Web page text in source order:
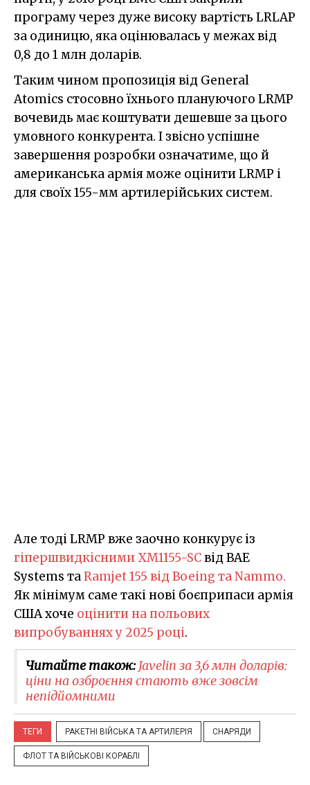
програму через дуже високу вартість LRLAP
за одиницю, яка оцінювалась у межах від
0,8 до 1 млн доларів.
Таким чином пропозиція від General
Atomics стосовно їхнього плануючого LRMP
вочевидь має коштувати дешевше за цього
умовного конкурента. І звісно успішне
завершення розробки означатиме, що й
американська армія може оцінити LRMP і
для своїх 155-мм артилерійських систем.
Але тоді LRMP вже заочно конкурує із
гіпершвидкісними XM1155-SCвід BAE
Systems таRamjet 155 від Boeing та Nammo.
Як мінімум саме такі нові боєприпаси армія
США хоче оцінити на польових
випробуваннях у 2025 році.
Читайте також:Javelin за 3,6 млн доларів:
ціни на озброєння стають вже зовсім
непідйомними
ТЕГИ РАКЕТНІ ВІЙСЬКА ТА АРТИЛЕРІЯ СНАРЯДИ
ФЛОТ ТА ВІЙСЬКОВІ КОРАБЛІ